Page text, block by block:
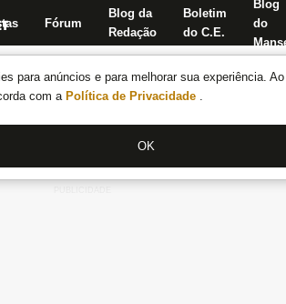
para anúncios e para melhorar sua experiência.
com a Política de Privacidade .
OK
Fórum
Blog da
Redação
Boletim
do C.E.
Blog
do